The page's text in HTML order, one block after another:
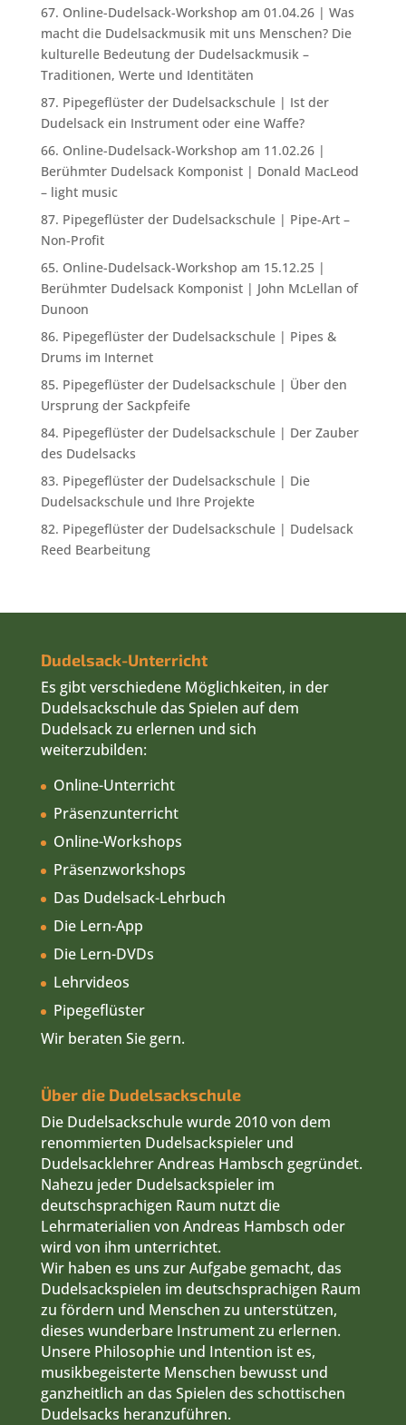
67. Online-Dudelsack-Workshop am 01.04.26 | Was
macht die Dudelsackmusik mit uns Menschen? Die
kulturelle Bedeutung der Dudelsackmusik –
Traditionen, Werte und Identitäten
87. Pipegeflüster der Dudelsackschule | Ist der
Dudelsack ein Instrument oder eine Waffe?
66. Online-Dudelsack-Workshop am 11.02.26 |
Berühmter Dudelsack Komponist | Donald MacLeod
– light music
87. Pipegeflüster der Dudelsackschule | Pipe-Art –
Non-Profit
65. Online-Dudelsack-Workshop am 15.12.25 |
Berühmter Dudelsack Komponist | John McLellan of
Dunoon
86. Pipegeflüster der Dudelsackschule | Pipes &
Drums im Internet
85. Pipegeflüster der Dudelsackschule | Über den
Ursprung der Sackpfeife
84. Pipegeflüster der Dudelsackschule | Der Zauber
des Dudelsacks
83. Pipegeflüster der Dudelsackschule | Die
Dudelsackschule und Ihre Projekte
82. Pipegeflüster der Dudelsackschule | Dudelsack
Reed Bearbeitung
Dudelsack-Unterricht
Es gibt verschiedene Möglichkeiten, in der
Dudelsackschule das Spielen auf dem
Dudelsack zu erlernen und sich
weiterzubilden:
Online-Unterricht
Präsenzunterricht
Online-Workshops
Präsenzworkshops
Das Dudelsack-Lehrbuch
Die Lern-App
Die Lern-DVDs
Lehrvideos
Pipegeflüster
Wir beraten Sie gern.
Über die Dudelsackschule
Die Dudelsackschule wurde 2010 von dem
renommierten Dudelsackspieler und
Dudelsacklehrer Andreas Hambsch gegründet.
Nahezu jeder Dudelsackspieler im
deutschsprachigen Raum nutzt die
Lehrmaterialien von Andreas Hambsch oder
wird von ihm unterrichtet.
Wir haben es uns zur Aufgabe gemacht, das
Dudelsackspielen im deutschsprachigen Raum
zu fördern und Menschen zu unterstützen,
dieses wunderbare Instrument zu erlernen.
Unsere Philosophie und Intention ist es,
musikbegeisterte Menschen bewusst und
ganzheitlich an das Spielen des schottischen
Dudelsacks heranzuführen.